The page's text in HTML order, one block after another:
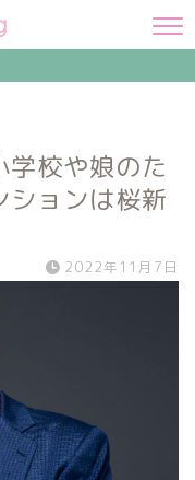
校や娘のた
ションは桜新
2022年11月7日